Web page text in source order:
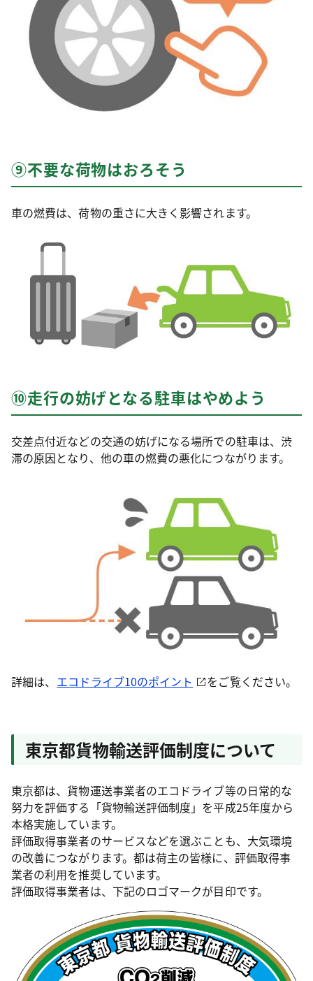
⑨不要な荷物はおろそう
車の燃費は、荷物の重さに大きく影響されます。
⑩走行の妨げとなる駐車はやめよう
交差点付近などの交通の妨げになる場所での駐車は、渋
滞の原因となり、他の車の燃費の悪化につながります。
詳細は、 エコドライブ10のポイント をご覧ください。
東京都貨物輸送評価制度について
東京都は、貨物運送事業者のエコドライブ等の日常的な
努力を評価する「貨物輸送評価制度」を平成25年度から
本格実施しています。
評価取得事業者のサービスなどを選ぶことも、大気環境
の改善につながります。都は荷主の皆様に、評価取得事
業者の利用を推奨しています。
評価取得事業者は、下記のロゴマークが目印です。